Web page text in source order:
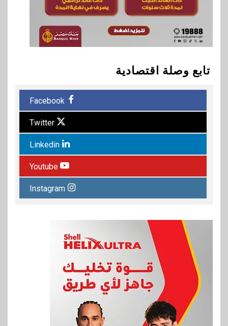
تابع وصلة اقتصادية
Facebook
Twitter
Linkedin
Youtube
Instagram